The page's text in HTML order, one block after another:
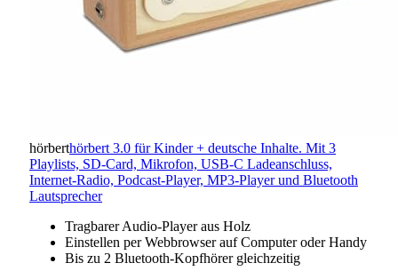
hörberthörbert 3.0 für Kinder + deutsche Inhalte. Mit 3
Playlists, SD-Card, Mikrofon, USB-C Ladeanschluss,
Internet-Radio, Podcast-Player, MP3-Player und Bluetooth
Lautsprecher
Tragbarer Audio-Player aus Holz
Einstellen per Webbrowser auf Computer oder Handy
Bis zu 2 Bluetooth-Kopfhörer gleichzeitig